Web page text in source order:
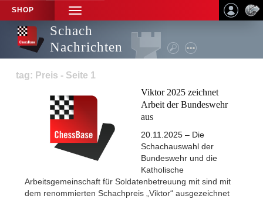
SHOP
TOGGLE
NAVIGATION
Schach
Nachrichten
tag: Preis - Seite 1
Viktor 2025 zeichnet
Arbeit der Bundeswehr
aus
20.11.2025 – Die
Schachauswahl der
Bundeswehr und die
Katholische
Arbeitsgemeinschaft für Soldatenbetreuung mit sind mit
dem renommierten Schachpreis „Viktor“ ausgezeichnet